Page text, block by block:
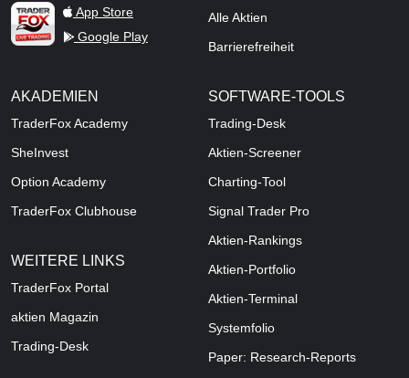
TraderFox Live Trading
App Store
Google Play
Alle Aktien
Barrierefreiheit
AKADEMIEN
TraderFox Academy
SheInvest
Option Academy
TraderFox Clubhouse
WEITERE LINKS
TraderFox Portal
aktien Magazin
Trading-Desk
SOFTWARE-TOOLS
Trading-Desk
Aktien-Screener
Charting-Tool
Signal Trader Pro
Aktien-Rankings
Aktien-Portfolio
Aktien-Terminal
Systemfolio
Paper: Research-Reports